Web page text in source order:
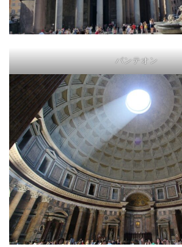
パンテオン